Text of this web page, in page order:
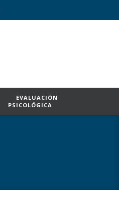
EVALUACIÓN
PSICOLÓGICA